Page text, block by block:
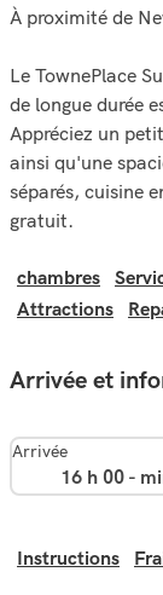
À proximité de
Le TownePlace
de longue durée
Appréciez un
ainsi qu'une
séparés, cuisine
gratuit.
chambres
Attractions
Arrivée et
Arrivée
16 h 00 -
Instructions